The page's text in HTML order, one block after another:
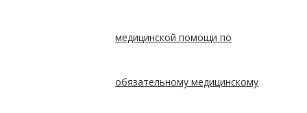
медицинской помощи по
обязательному медицинскому